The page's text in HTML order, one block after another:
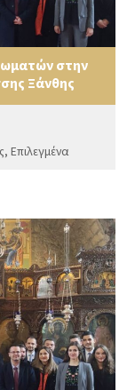
στην
Ξάνθης
,Επιλεγμένα